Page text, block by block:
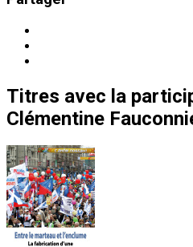
Titres avec la
Clémentine